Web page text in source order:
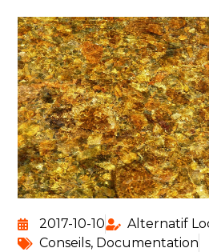
2017-10-10
Alternatif
Conseils, Documentation